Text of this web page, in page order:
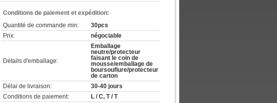
Conditions de paiement et expédition:
Quantité de commande min:
30pcs
Prix:
négociable
Détails d'emballage:
Emballage
neutre/protecteur
faisant le coin de
mousse/emballage de
boursouflure/protecteur
de carton
Délai de livraison:
30-40 jours
Conditions de paiement:
L / C, T / T